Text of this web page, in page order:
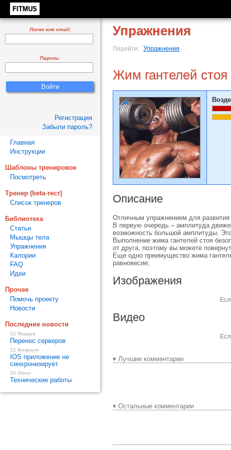
FITMUS
Упражнения
Перейти: Упражнения
Жим гантелей стоя
Описание
Отличным упражнением для развития
В первую очередь – амплитуда
возможность большой амплитуды.
Выполнение жима гантелей стоя
от друга, поэтому вы можете
Еще одно преимущество жима
равновесие;
Изображения
Видео
▾ Лучшие комментарии
▾ Остальные комментарии
Логин или email:
Пароль:
Регистрация
Забыли пароль?
Главная
Инструкции
Шаблоны тренировок
Посмотреть
Тренер (beta-тест)
Список тренеров
Библиотека
Статьи
Мышцы тела
Упражнения
Калории
FAQ
Идеи
Прочее
Помочь проекту
Новости
Последние новости
02 Января
Перенос серверов
22 Февраля
IOS приложение не
синхронизирует
20 Июня
Технические работы